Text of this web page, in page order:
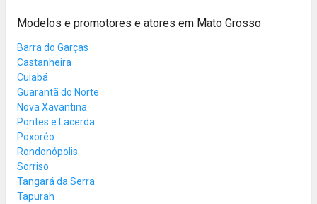
Modelos e promotores e atores em Mato Grosso
Barra do Garças
Castanheira
Cuiabá
Guarantã do Norte
Nova Xavantina
Pontes e Lacerda
Poxoréo
Rondonópolis
Sorriso
Tangará da Serra
Tapurah